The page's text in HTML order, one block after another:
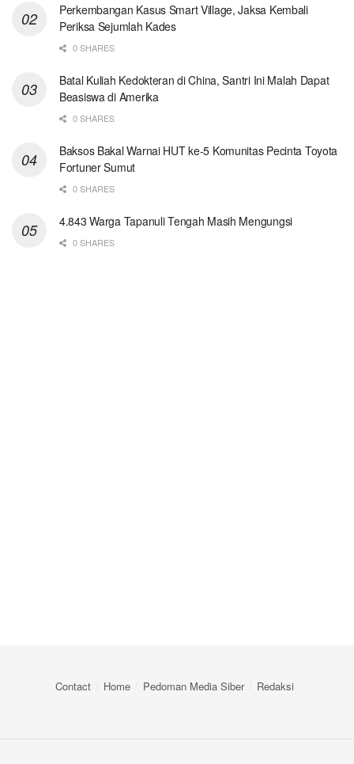
Perkembangan Kasus Smart Village, Jaksa Kembali
Periksa Sejumlah Kades
0 SHARES
Batal Kuliah Kedokteran di China, Santri Ini Malah Dapat
Beasiswa di Amerika
0 SHARES
Baksos Bakal Warnai HUT ke-5 Komunitas Pecinta Toyota
Fortuner Sumut
0 SHARES
4.843 Warga Tapanuli Tengah Masih Mengungsi
0 SHARES
Contact Home Pedoman Media Siber Redaksi